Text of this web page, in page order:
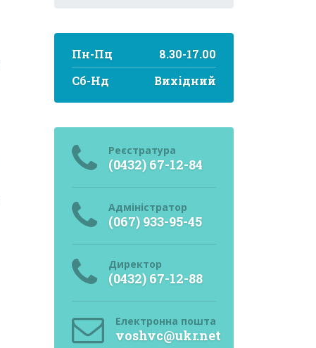
Пн-Пц
8.30-17.00
Сб-Нд
Вихідний
Реєстратура
(0432) 67-12-84
Адміністратор
(067) 933-95-45
Директор
(0432) 67-12-88
Електронна пошта
voshvc@ukr.net